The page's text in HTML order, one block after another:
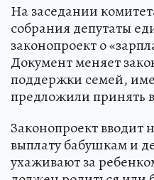
На заседании
собрания депутаты
законопроект о
Документ меняет
поддержки семей,
предложили принять
Законопроект
выплату бабушкам и
ухаживают за